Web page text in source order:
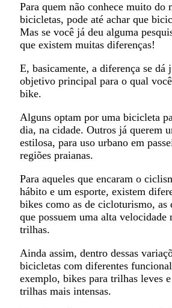
Para quem não conhece muito do
bicicletas, pode até achar que
Mas se você já deu alguma
que existem muitas diferenças!
E, basicamente, a diferença se dá
objetivo principal para o qual
bike.
Alguns optam por uma bicicleta
dia, na cidade. Outros já querem
estilosa, para uso urbano em
regiões praianas.
Para aqueles que encaram o
hábito e um esporte, existem
bikes como as de cicloturismo, as
que possuem uma alta velocidade
trilhas.
Ainda assim, dentro dessas
bicicletas com diferentes
exemplo, bikes para trilhas leves
trilhas mais intensas.